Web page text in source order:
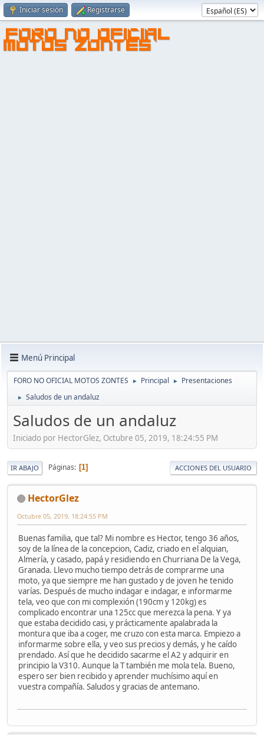
Iniciar sesión Registrarse
FORO NO OFICIAL
MOTOS ZONTES
Menú Principal
FORO NO OFICIAL MOTOS ZONTES ► Principal ► Presentaciones
► Saludos de un andaluz
Saludos de un andaluz
Iniciado por HectorGlez, Octubre 05, 2019, 18:24:55 PM
IR ABAJO Páginas 1 ACCIONES DEL USUARIO
HectorGlez
Octubre 05, 2019, 18:24:55 PM
Buenas familia, que tal? Mi nombre es Hector, tengo 36 años,
soy de la línea de la concepcion, Cadiz, criado en el alquian,
Almería, y casado, papá y residiendo en Churriana De la Vega,
Granada. Llevo mucho tiempo detrás de comprarme una
moto, ya que siempre me han gustado y de joven he tenido
varías. Después de mucho indagar e indagar, e informarme
tela, veo que con mi complexión (190cm y 120kg) es
complicado encontrar una 125cc que merezca la pena. Y ya
que estaba decidido casi, y prácticamente apalabrada la
montura que iba a coger, me cruzo con esta marca. Empiezo a
informarme sobre ella, y veo sus precios y demás, y he caído
prendado. Así que he decidido sacarme el A2 y adquirir en
principio la V310. Aunque la T también me mola tela. Bueno,
espero ser bien recibido y aprender muchísimo aquí en
vuestra compañía. Saludos y gracias de antemano.